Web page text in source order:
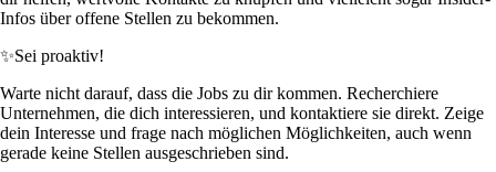
Infos über offene Stellen zu bekommen.
✨Sei proaktiv!
Warte nicht darauf, dass die Jobs zu dir kommen. Recherchiere
Unternehmen, die dich interessieren, und kontaktiere sie direkt. Zeige
dein Interesse und frage nach möglichen Möglichkeiten, auch wenn
gerade keine Stellen ausgeschrieben sind.